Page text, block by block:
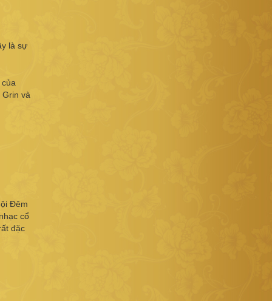
là sự
và
Đêm
cổ
đặc